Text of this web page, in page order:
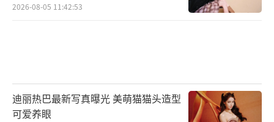
2026-08-05 11:42:53
迪丽热巴最新写真曝光 美萌猫猫头造型
可爱养眼